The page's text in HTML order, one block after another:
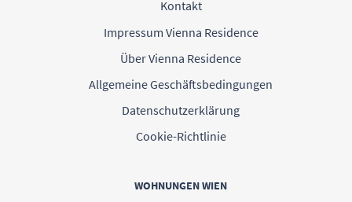
Kontakt
Impressum Vienna Residence
Über Vienna Residence
Allgemeine Geschäftsbedingungen
Datenschutzerklärung
Cookie-Richtlinie
WOHNUNGEN WIEN